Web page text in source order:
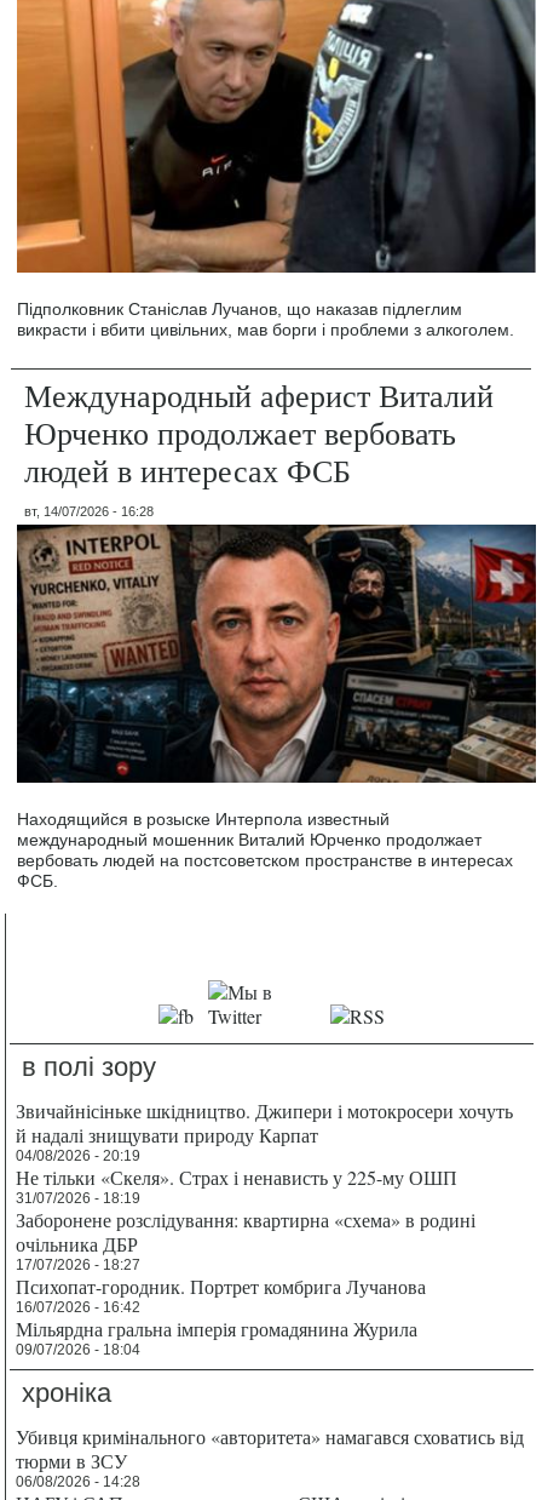
Підполковник Станіслав Лучанов, що наказав підлеглим
викрасти і вбити цивільних, мав борги і проблеми з алкоголем.
Международный аферист Виталий
Юрченко продолжает вербовать
людей в интересах ФСБ
вт, 14/07/2026 - 16:28
Находящийся в розыске Интерпола известный
международный мошенник Виталий Юрченко продолжает
вербовать людей на постсоветском пространстве в интересах
ФСБ.
в полі зору
Звичайнісіньке шкідництво. Джипери і мотокросери хочуть
й надалі знищувати природу Карпат
04/08/2026 - 20:19
Не тільки «Скеля». Страх і ненависть у 225-му ОШП
31/07/2026 - 18:19
Заборонене розслідування: квартирна «схема» в родині
очільника ДБР
17/07/2026 - 18:27
Психопат-городник. Портрет комбрига Лучанова
16/07/2026 - 16:42
Мільярдна гральна імперія громадянина Журила
09/07/2026 - 18:04
хроніка
Убивця кримінального «авторитета» намагався сховатись від
тюрми в ЗСУ
06/08/2026 - 14:28